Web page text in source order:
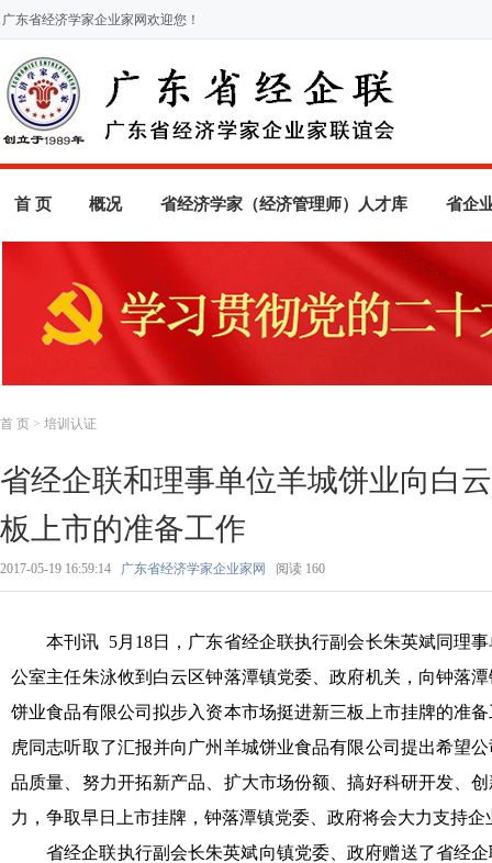
广东省经济学家企业家网欢迎您！
首 页 概况 省经济学家（经济管理师）人才库 省企
首 页 > 培训认证
省经企联和理事单位羊城饼业向白
板上市的准备工作
2017-05-19 16:59:14 广东省经济学家企业家网 阅读 160
本刊讯 5月18日，广东省经企联执行副会长朱英斌同理
公室主任朱泳攸到白云区钟落潭镇党委、政府机关，向钟
饼业食品有限公司拟步入资本市场挺进新三板上市挂牌的准
虎同志听取了汇报并向广州羊城饼业食品有限公司提出希望
品质量、努力开拓新产品、扩大市场份额、搞好科研开发、
力，争取早日上市挂牌，钟落潭镇党委、政府将会大力支持企
省经企联执行副会长朱英斌向镇党委、政府赠送了省经